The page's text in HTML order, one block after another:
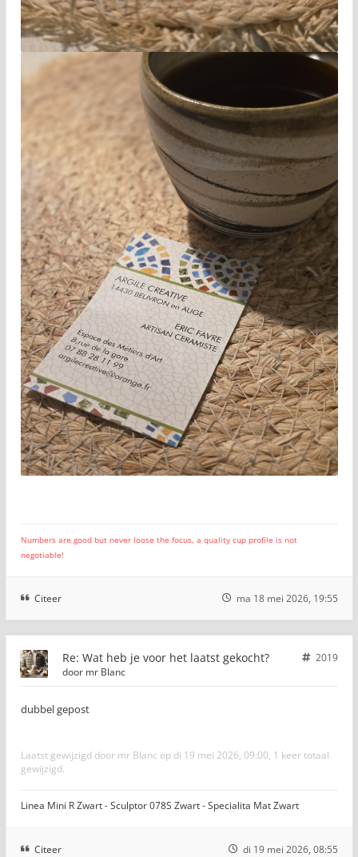
Numbers are good but never loose the focus, a quality cup profile is not
negotiable!
Citeer ma 18 mei 2026, 19:55
Re: Wat heb je voor het laatst gekocht?
2019
door mr Blanc
dubbel gepost
Laatst gewijzigd door mr Blanc op di 19 mei 2026, 09:00, 1 keer totaal
gewijzigd.
Linea Mini R Zwart - Sculptor 078S Zwart - Specialita Mat Zwart
Citeer di 19 mei 2026, 08:55